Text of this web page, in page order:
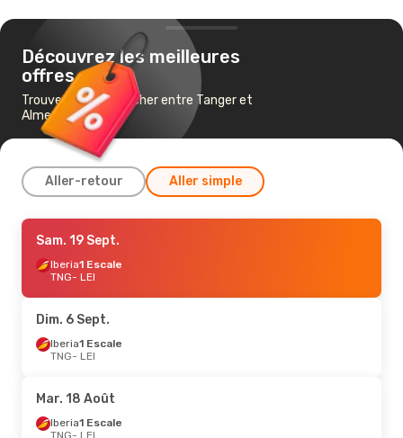
Découvrez les meilleures
offres
Trouvez un vol pas cher entre Tanger et
Almería
Aller-retour Aller simple
Lun. 17 Août- Jeu. 20 Août
Iberia1 Escale
TNG- LEI
LEI- TNG
Sam. 19 Sept.
Iberia1 Escale
TNG- LEI
Dim. 6 Sept.
Iberia1 Escale
TNG- LEI
Mar. 18 Août
Iberia1 Escale
TNG- LEI